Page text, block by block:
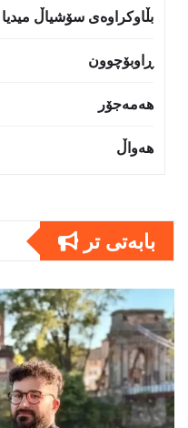
بڵاوکراوەی سۆشیاڵ میدیا
ڕاوبۆچوون
هەمەجۆر
هەواڵ
بابەتى تر